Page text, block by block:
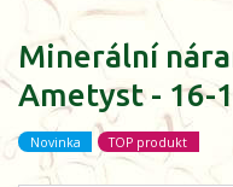
Minerální
Ametyst - 16-
Novinka TOP produkt